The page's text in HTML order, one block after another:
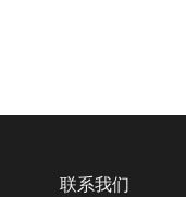
联系我们